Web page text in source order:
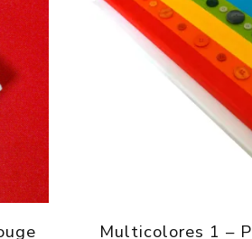
Multicolores 1 –